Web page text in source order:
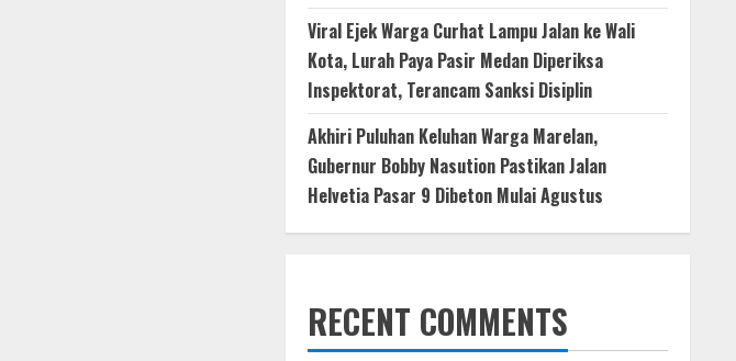
Viral Ejek Warga Curhat Lampu Jalan ke Wali
Kota, Lurah Paya Pasir Medan Diperiksa
Inspektorat, Terancam Sanksi Disiplin
Akhiri Puluhan Keluhan Warga Marelan,
Gubernur Bobby Nasution Pastikan Jalan
Helvetia Pasar 9 Dibeton Mulai Agustus
RECENT COMMENTS